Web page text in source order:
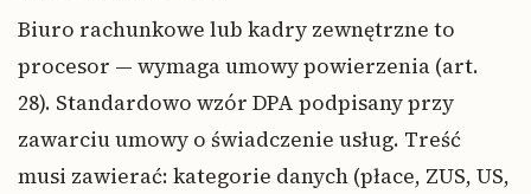
Biuro rachunkowe lub kadry zewnętrzne to
procesor — wymaga umowy powierzenia (art.
28). Standardowo wzór DPA podpisany przy
zawarciu umowy o świadczenie usług. Treść
musi zawierać: kategorie danych (płace, ZUS, US,